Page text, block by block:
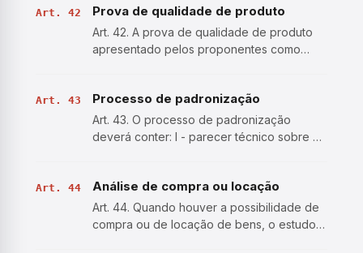
formalmente justificado, nas seguintes
hipóteses: a) em deco…
Art. 42 Prova de qualidade de produto
Art. 42. A prova de qualidade de produto
apresentado pelos proponentes como
qualquer um dos seguintes meios: I -
comprovação de que o produto está…
Art. 43 Processo de padronização
Art. 43. O processo de padronização
deverá conter: I - parecer técnico sobre o
de contratações anteriores, custo e
condições de manutenção e …
Art. 44 Análise de compra ou locação
Art. 44. Quando houver a possibilidade de
compra ou de locação de bens, o estudo